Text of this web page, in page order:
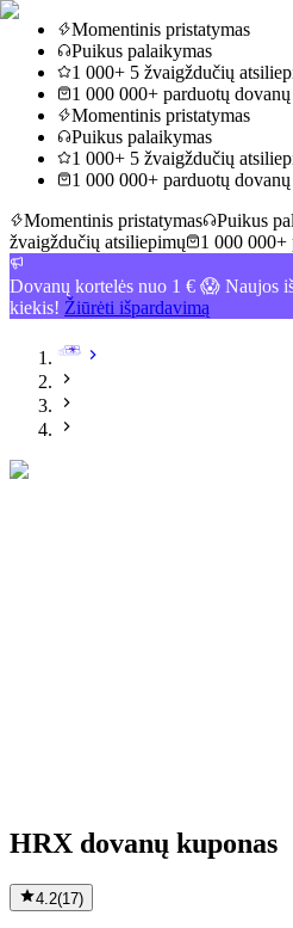
Momentinis pristatymas
Puikus palaikymas
1 000+ 5 žvaigždučių
1 000 000+ parduotų
Momentinis pristatymas
Puikus palaikymas
1 000+ 5 žvaigždučių
1 000 000+ parduotų
Momentinis pristatymas
Puikus
žvaigždučių atsiliepimų
1 000 000+
Dovanų kortelės nuo 1 € 😱 Naujos
kiekis! Žiūrėti išpardavimą
HRX dovanų kuponas
4.2(17)